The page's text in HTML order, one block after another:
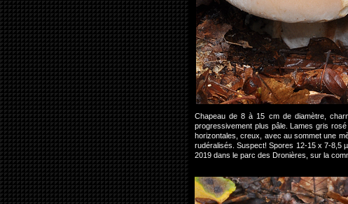
Chapeau de 8 à 15 cm de diamètre,
progressivement plus pâle. Lames gris
horizontales, creux, avec au sommet une
rudéralisés. Suspect! Spores 12-15 x 7-8,5
2019 dans le parc des Dronières, sur la